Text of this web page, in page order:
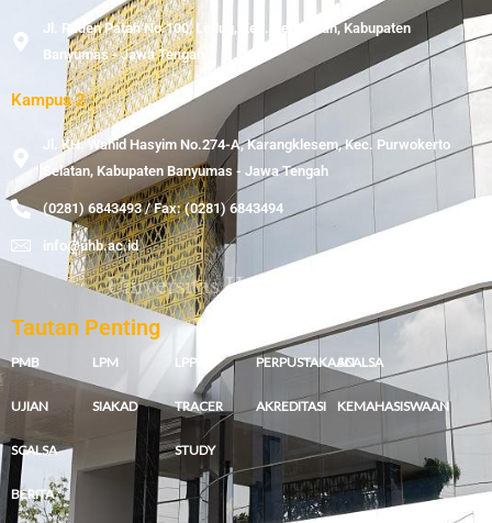
Jl. Raden Patah No.100, Ledug, Kec. Kembaran, Kabupaten
Banyumas - Jawa Tengah
Kampus 2 :
Jl. KH. Wahid Hasyim No.274-A, Karangklesem, Kec. Purwokerto
Selatan, Kabupaten Banyumas - Jawa Tengah
(0281) 6843493 / Fax: (0281) 6843494
info@uhb.ac.id
Tautan Penting
PMB LPM LPPM PERPUSTAKAANSCALSA
UJIAN
SCALSA
SIAKAD TRACER
STUDY
AKREDITASI KEMAHASISWAAN
BERITA